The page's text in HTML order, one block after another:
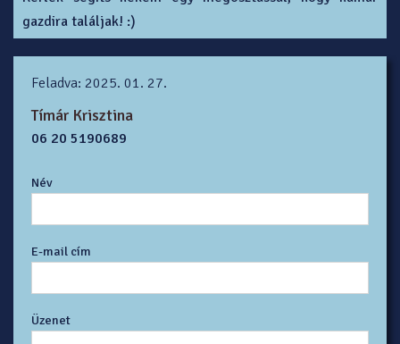
gazdira találjak! :)
Feladva: 2025. 01. 27.
Tímár Krisztina
06 20 5190689
Név
E-mail cím
Üzenet